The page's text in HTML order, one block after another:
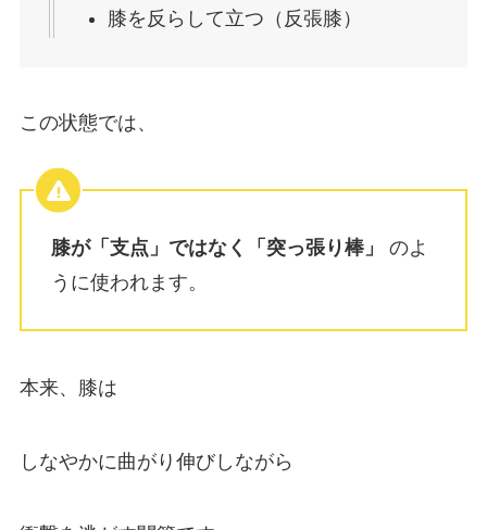
膝を反らして立つ（反張膝）
この状態では、
膝が「支点」ではなく「突っ張り棒」
のよ
うに使われます。
本来、膝は
しなやかに曲がり伸びしながら